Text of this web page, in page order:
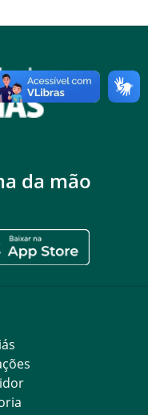
da mão